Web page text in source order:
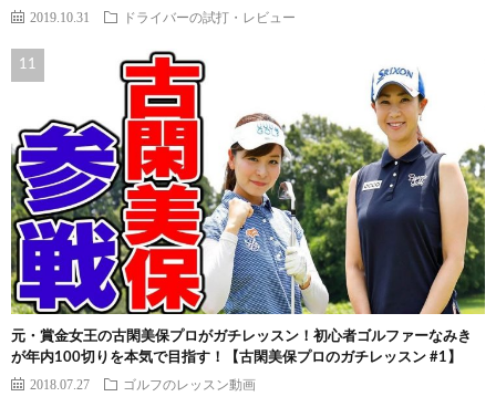
2019.10.31 ドライバーの試打・レビュー
元・賞金女王の古閑美保プロがガチレッスン！初心者ゴルファーなみき
が年内100切りを本気で目指す！【古閑美保プロのガチレッスン #1】
2018.07.27 ゴルフのレッスン動画